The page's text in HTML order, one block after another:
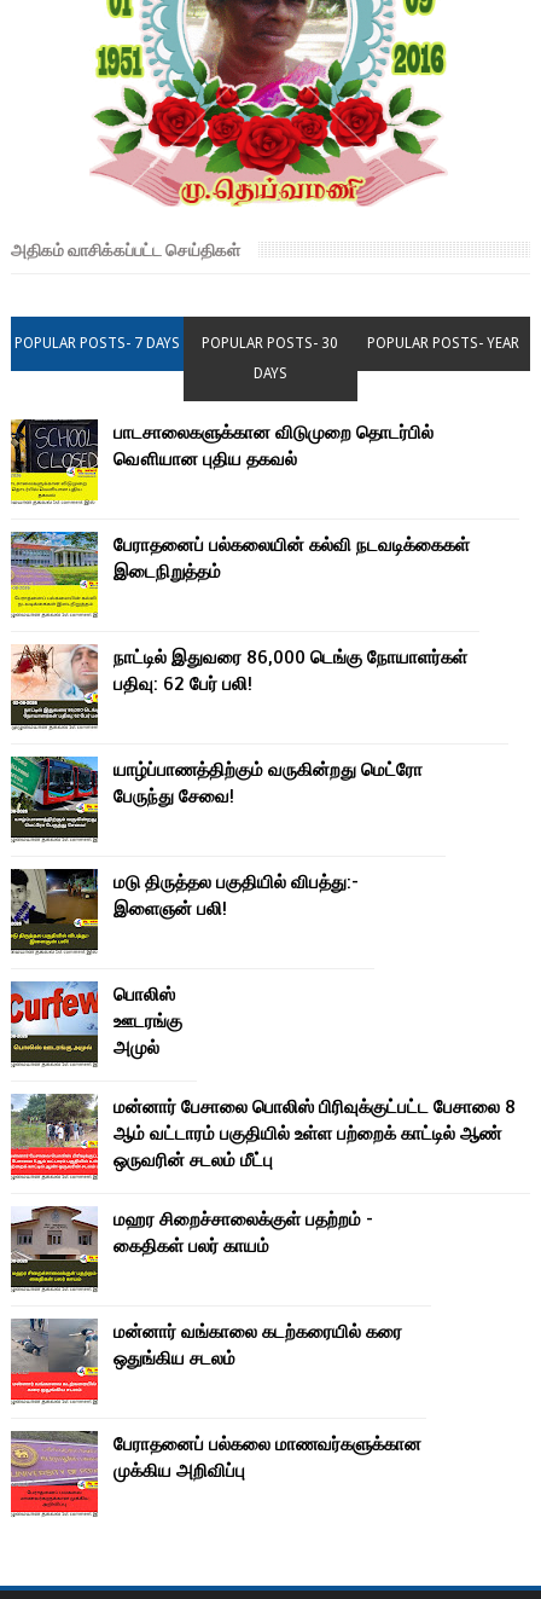
அதிகம் வாசிக்கப்பட்ட செய்திகள்
POPULAR POSTS- 7 DAYS
POPULAR POSTS- 30
DAYS
POPULAR POSTS- YEAR
பாடசாலைகளுக்கான விடுமுறை தொடர்பில்
வௌியான புதிய தகவல்
பேராதனைப் பல்கலையின் கல்வி நடவடிக்கைகள்
இடைநிறுத்தம்
நாட்டில் இதுவரை 86,000 டெங்கு நோயாளர்கள்
பதிவு: 62 பேர் பலி!
யாழ்ப்பாணத்திற்கும் வருகின்றது மெட்ரோ
பேருந்து சேவை!
மடு திருத்தல பகுதியில் விபத்து:-
இளைஞன் பலி!
பொலிஸ்
ஊடரங்கு
அமுல்
மன்னார் பேசாலை பொலிஸ் பிரிவுக்குட்பட்ட பேசாலை 8
ஆம் வட்டாரம் பகுதியில் உள்ள பற்றைக் காட்டில் ஆண்
ஒருவரின் சடலம் மீட்பு
மஹர சிறைச்சாலைக்குள் பதற்றம் -
கைதிகள் பலர் காயம்
மன்னார் வங்காலை கடற்கரையில் கரை
ஒதுங்கிய சடலம்
பேராதனைப் பல்கலை மாணவர்களுக்கான
முக்கிய அறிவிப்பு